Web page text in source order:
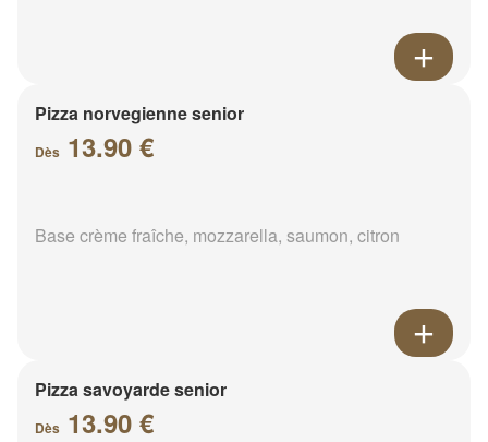
Pizza norvegienne senior
Dès 13.90 €
Base crème fraîche, mozzarella, saumon, citron
Pizza savoyarde senior
Dès 13.90 €